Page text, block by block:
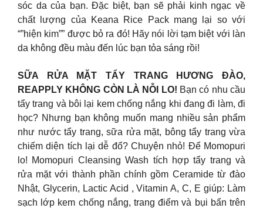
sóc da của bạn. Đặc biệt, bạn sẽ phải kinh ngạc về
chất lượng của Keana Rice Pack mang lại so với
“”hiện kim”” được bỏ ra đó! Hãy nói lời tạm biệt với làn
da không đều màu đến lúc bạn tỏa sáng rồi!
SỮA RỬA MẶT TẨY TRANG HƯƠNG ĐÀO,
REAPPLY KHÔNG CÒN LÀ NỖI LO! Bạn có nhu cầu
tẩy trang và bôi lại kem chống nắng khi đang đi làm, đi
học? Nhưng bạn không muốn mang nhiều sản phẩm
như nước tẩy trang, sữa rửa mặt, bông tẩy trang vừa
chiếm diện tích lại dễ đổ? Chuyện nhỏ! Để Momopuri
lo! Momopuri Cleansing Wash tích hợp tẩy trang và
rửa mặt với thành phần chính gồm Ceramide từ đào
Nhật, Glycerin, Lactic Acid , Vitamin A, C, E giúp: Làm
sạch lớp kem chống nắng, trang điểm và bụi bẩn trên